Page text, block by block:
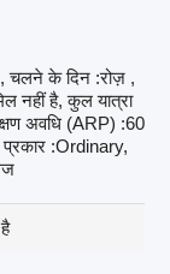
, चलने के दिन :रोज़ ,
नहीं है, कुल यात्रा
अवधि (ARP) :60
प्रकार :Ordinary,